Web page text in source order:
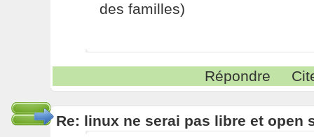
des familles)
Répondre
Re: linux ne serai pas libre et open